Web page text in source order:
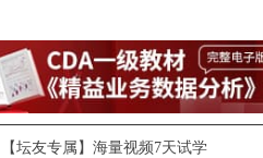
【坛友专属】海量视频7天试学